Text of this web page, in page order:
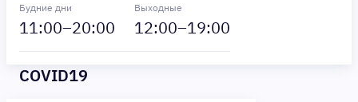
Будние дни
11:00–20:00
Выходные
12:00–19:00
COVID19